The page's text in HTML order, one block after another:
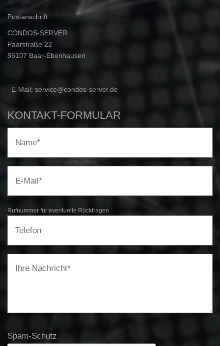
Postanschrift:
CONDOS-SERVER
Paarstraße 22
85107 Baar-Ebenhausen
⁣ E-Mail: service@condos-server.de
KONTAKT-FORMULAR
Rufnummer für eventuelle Rückfragen​
Spam-Schutz